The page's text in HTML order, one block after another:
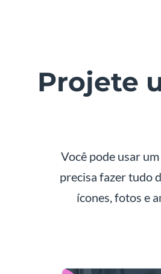
Projete
Você pode usar
precisa fazer tudo
ícones, fotos e